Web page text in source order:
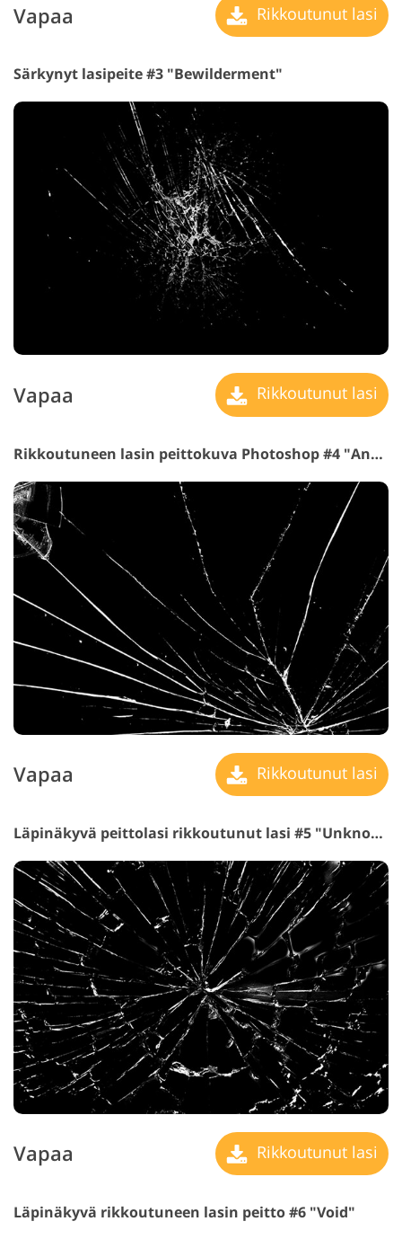
Vapaa Rikkoutunut lasi
Särkynyt lasipeite #3 "Bewilderment"
Vapaa Rikkoutunut lasi
Rikkoutuneen lasin peittokuva Photoshop #4 "Anxiety"
Vapaa Rikkoutunut lasi
Läpinäkyvä peittolasi rikkoutunut lasi #5 "Unknown Future"
Vapaa Rikkoutunut lasi
Läpinäkyvä rikkoutuneen lasin peitto #6 "Void"